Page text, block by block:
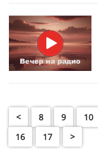
< 8 9 10
16
17 >